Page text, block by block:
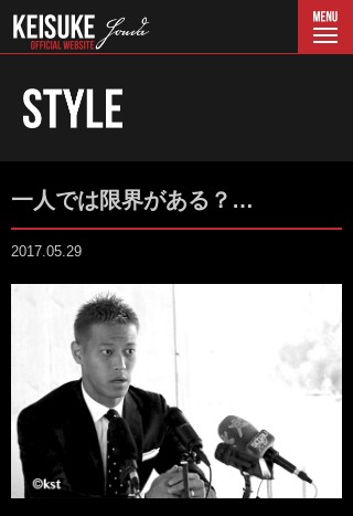
一人では限界がある？…
2017.05.29